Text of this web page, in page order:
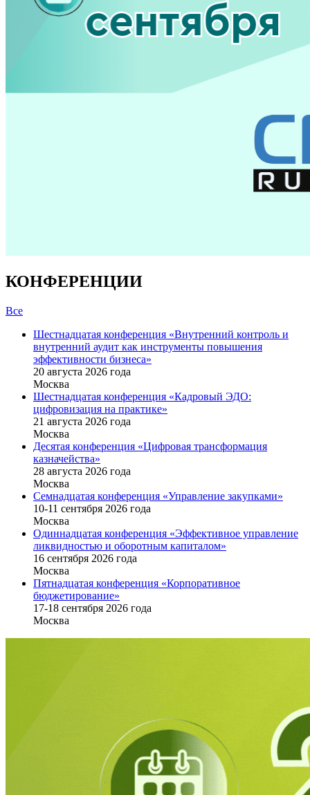
КОНФЕРЕНЦИИ
Все
Шестнадцатая конференция «Внутренний контроль и
внутренний аудит как инструменты повышения
эффективности бизнеса»
20 августа 2026 года
Москва
Шестнадцатая конференция «Кадровый ЭДО:
цифровизация на практике»
21 августа 2026 года
Москва
Десятая конференция «Цифровая трансформация
казначейства»
28 августа 2026 года
Москва
Семнадцатая конференция «Управление закупками»
10-11 сентября 2026 года
Москва
Одиннадцатая конференция «Эффективное управление
ликвидностью и оборотным капиталом»
16 cентября 2026 года
Москва
Пятнадцатая конференция «Корпоративное
бюджетирование»
17-18 сентября 2026 года
Москва